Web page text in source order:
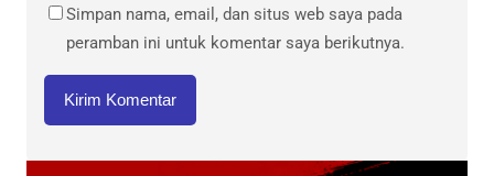
Simpan nama, email, dan situs web saya pada
peramban ini untuk komentar saya berikutnya.